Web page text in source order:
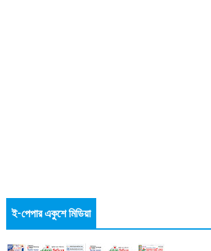
ই-পেপার একুশে মিডিয়া